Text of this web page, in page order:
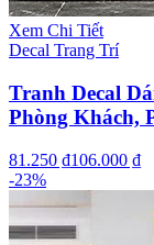
Xem Chi Tiết
Decal Trang Trí
Tranh Decal
Phòng Khách,
81.250 ₫106.000 ₫
-23%